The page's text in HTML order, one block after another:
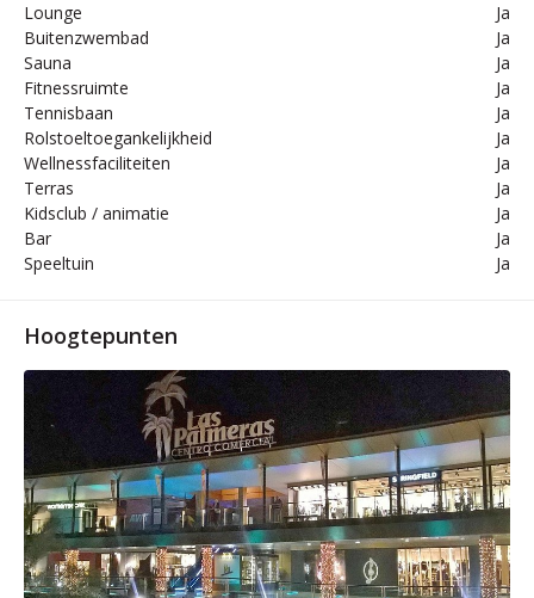
Lounge
Ja
Buitenzwembad
Ja
Sauna
Ja
Fitnessruimte
Ja
Tennisbaan
Ja
Rolstoeltoegankelijkheid
Ja
Wellnessfaciliteiten
Ja
Terras
Ja
Kidsclub / animatie
Ja
Bar
Ja
Speeltuin
Ja
Hoogtepunten